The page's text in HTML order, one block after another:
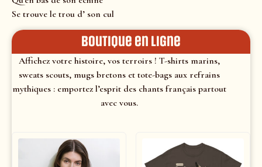
Se trouve le trou d’ son cul
Boutique en ligne
Affichez votre histoire, vos terroirs ! T-shirts marins,
sweats scouts, mugs bretons et tote-bags aux refrains
mythiques : emportez l’esprit des chants français partout
avec vous.